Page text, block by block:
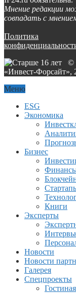
Мнение редакции
совпадать с
Политика
©
«Инвест-Форсайт»,
Меню
ESG
Экономика
Бизнес
Книги
Эксперты
Новости
Новости
Галерея
Спецпроекты